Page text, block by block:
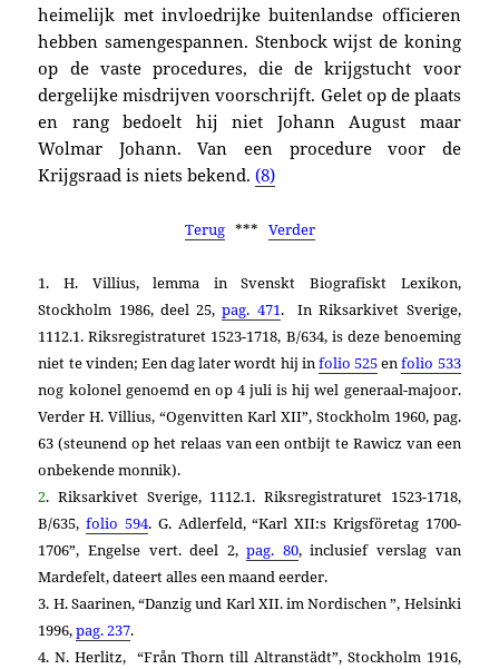
heimelijk met invloedrijke buitenlandse officieren
hebben samengespannen. Stenbock wijst de koning
op de vaste procedures, die de krijgstucht voor
dergelijke misdrijven voorschrijft. Gelet op de plaats
en rang bedoelt hij niet Johann August maar
Wolmar Johann. Van een procedu­re voor de
Krijgsraad is niets bekend. (8)
Terug*** Verder
1. H. Villius, lemma in Svenskt Biografiskt Lexikon,
Stockholm 1986, deel 25, pag. 471. InRiksarkivet Sverige,
1112.1. Riksregistraturet 1523-1718, B/634, is deze benoeming
niet te vinden; Een dag later wordt hij in folio 525enfolio 533
nog kolonel genoemd en op 4 juli is hijwel generaal-majoor.
VerderH. Villius, “Ogenvitten Karl XII”, Stockholm 1960, pag.
63 (steunend op het relaas van een ontbijt te Rawicz van een
onbekende monnik).
2. Riksarkivet Sverige, 1112.1. Riksregistraturet 1523-1718,
B/635, folio 594. G. Adlerfeld, “Karl XII:s Krigsföretag 1700-
1706”, Engelse vert. deel 2,pag. 80, inclusief verslag van
Mardefelt, dateert alles een maand eerder.
3. H. Saarinen, “Danzig und Karl XII. im Nordischen ”, Helsinki
1996,pag. 237.
4. N. Herlitz, “Från Thorn till Altranstädt”, Stockholm 1916,